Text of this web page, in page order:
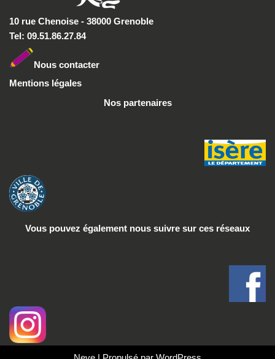
10 rue Chenoise - 38000 Grenoble
Tel: 09.51.86.27.84
Nous contacter
Mentions légales
Nos partenaires
Vous pouvez également nous suivre sur ces réseaux